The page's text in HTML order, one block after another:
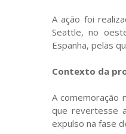
A ação foi
Seattle, no
Espanha, pelas
Contexto da
A comemoração
que revertesse
expulso na fase